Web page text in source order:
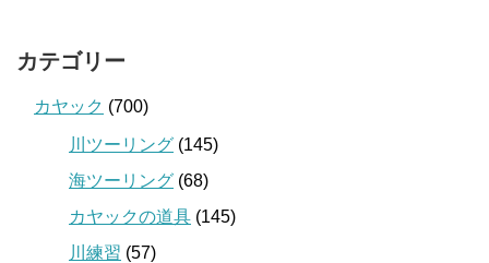
カテゴリー
カヤック (700)
川ツーリング (145)
海ツーリング (68)
カヤックの道具 (145)
川練習 (57)